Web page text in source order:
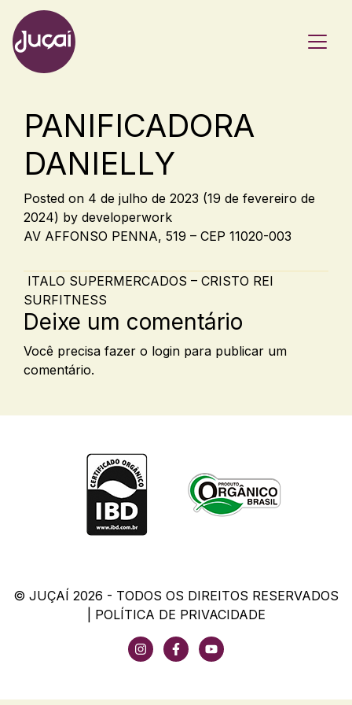
Main Navigation
PANIFICADORA
DANIELLY
Posted on 4 de julho de 2023 (19 de fevereiro de
2024) by developerwork
AV AFFONSO PENNA, 519 – CEP 11020-003
Post navigation
ITALO SUPERMERCADOS – CRISTO REI
SURFITNESS
Deixe um comentário
Você precisa fazer o login para publicar um
comentário.
© JUÇAÍ 2026 - TODOS OS DIREITOS RESERVADOS
POLÍTICA DE PRIVACIDADE